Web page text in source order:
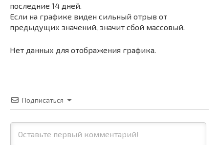
последние 14 дней.
Если на графике виден сильный отрыв от
предыдущих значений, значит сбой массовый.
Нет данных для отображения графика.
Подписаться